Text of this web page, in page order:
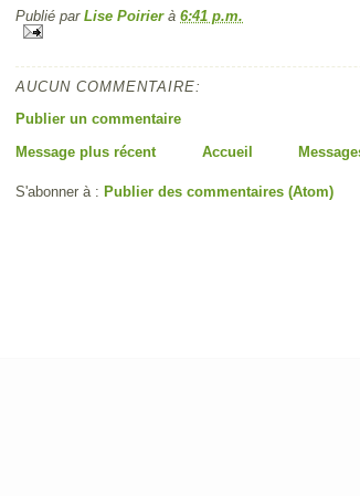
Publié par Lise Poirier à 6:41 p.m.
AUCUN COMMENTAIRE:
Publier un commentaire
Message plus récent
Accueil
S'abonner à : Publier des commentaires (Atom)